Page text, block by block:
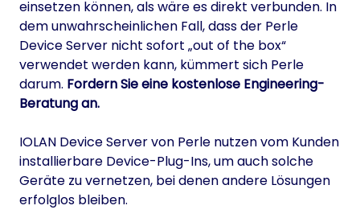
einsetzen können, als wäre es direkt verbunden. In
dem unwahrscheinlichen Fall, dass der Perle
Device Server nicht sofort „out of the box“
verwendet werden kann, kümmert sich Perle
darum. Fordern Sie eine kostenlose Engineering-
Beratung an.
IOLAN Device Server von Perle nutzen vom Kunden
installierbare Device-Plug-Ins, um auch solche
Geräte zu vernetzen, bei denen andere Lösungen
erfolglos bleiben.